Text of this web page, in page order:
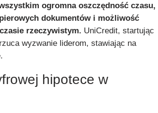
ogromna oszczędność czasu,
dokumentów i możliwość
rzeczywistym. UniCredit, startując
wyzwanie liderom, stawiając na
hipotece w